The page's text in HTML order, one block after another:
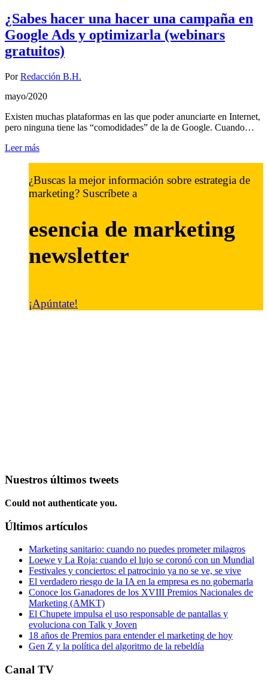
¿Sabes hacer una hacer una campaña en
Google Ads y optimizarla (webinars
gratuitos)
PorRedacción B.H.
mayo/2020
Existen muchas plataformas en las que poder anunciarte en Internet,
pero ninguna tiene las “comodidades” de la de Google. Cuando…
Leer más
¿Buscas la mejor información sobre estrategia de
marketing? Suscríbete a
esencia de marketing
newsletter
¡Apúntate!
Nuestros últimos tweets
Could not authenticate you.
Últimos artículos
Marketing sanitario: cuando no puedes prometer milagros
Loewe y La Roja: cuando el lujo se coronó con un Mundial
Festivales y conciertos: el patrocinio ya no se ve, se vive
El verdadero riesgo de la IA en la empresa es no gobernarla
Conoce los Ganadores de los XVIII Premios Nacionales de
Marketing (AMKT)
El Chupete impulsa el uso responsable de pantallas y
evoluciona con Talk y Joven
18 años de Premios para entender el marketing de hoy
Gen Z y la política del algoritmo de la rebeldía
Canal TV